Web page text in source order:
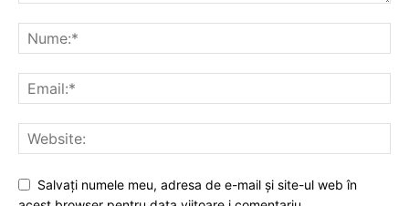
Salvați numele meu, adresa de e-mail și site-ul web în